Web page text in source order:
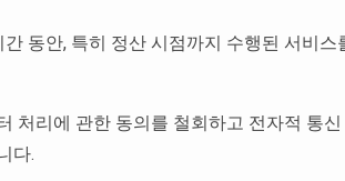
동안, 특히 정산 시점까지 수행된 서비스
처리에 관한 동의를 철회하고 전자적 통
다.